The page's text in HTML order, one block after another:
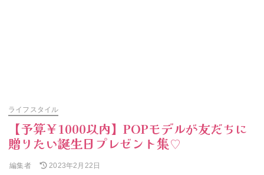
ライフスタイル
【予算￥1000以内】POPモデルが友だちに
贈りたい誕生日プレゼント集♡
編集者 2023年2月22日